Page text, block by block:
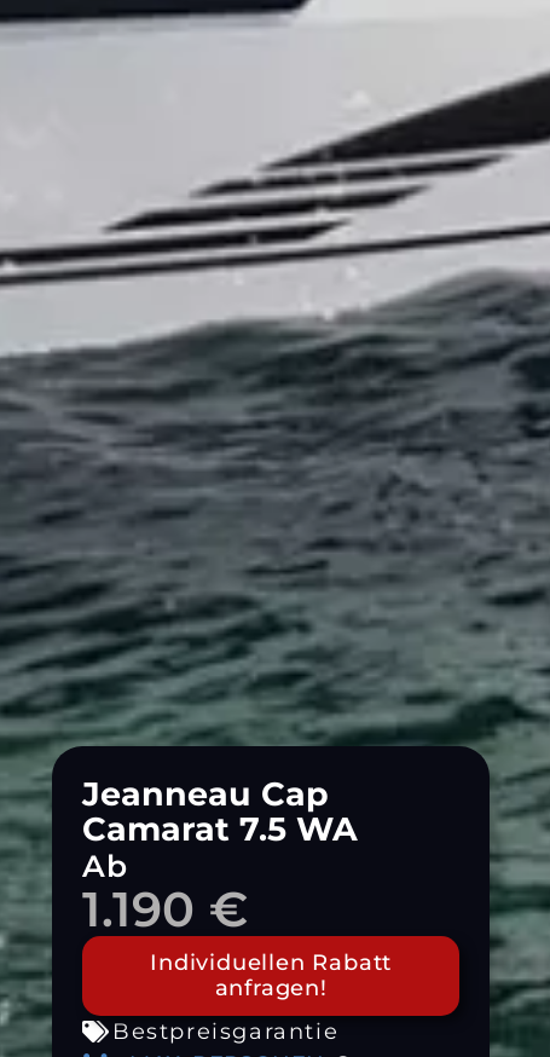
Jeanneau Cap
Camarat 7.5 WA
Ab
1.190 €
Individuellen Rabatt
anfragen!
Bestpreisgarantie